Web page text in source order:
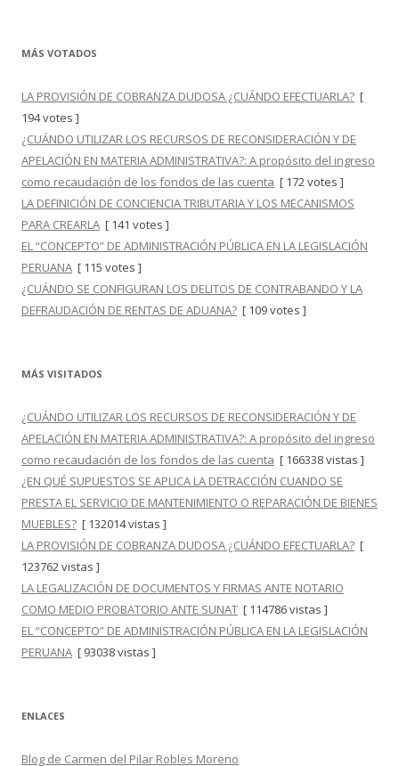
MÁS VOTADOS
LA PROVISIÓN DE COBRANZA DUDOSA ¿CUÁNDO EFECTUARLA? [
194 votes ]
¿CUÁNDO UTILIZAR LOS RECURSOS DE RECONSIDERACIÓN Y DE
APELACIÓN EN MATERIA ADMINISTRATIVA?: A propósito del ingreso
como recaudación de los fondos de las cuenta [ 172 votes ]
LA DEFINICIÓN DE CONCIENCIA TRIBUTARIA Y LOS MECANISMOS
PARA CREARLA [ 141 votes ]
EL “CONCEPTO” DE ADMINISTRACIÓN PÚBLICA EN LA LEGISLACIÓN
PERUANA [ 115 votes ]
¿CUÁNDO SE CONFIGURAN LOS DELITOS DE CONTRABANDO Y LA
DEFRAUDACIÓN DE RENTAS DE ADUANA? [ 109 votes ]
MÁS VISITADOS
¿CUÁNDO UTILIZAR LOS RECURSOS DE RECONSIDERACIÓN Y DE
APELACIÓN EN MATERIA ADMINISTRATIVA?: A propósito del ingreso
como recaudación de los fondos de las cuenta [ 166338 vistas ]
¿EN QUÉ SUPUESTOS SE APLICA LA DETRACCIÓN CUANDO SE
PRESTA EL SERVICIO DE MANTENIMIENTO O REPARACIÓN DE BIENES
MUEBLES? [ 132014 vistas ]
LA PROVISIÓN DE COBRANZA DUDOSA ¿CUÁNDO EFECTUARLA? [
123762 vistas ]
LA LEGALIZACIÓN DE DOCUMENTOS Y FIRMAS ANTE NOTARIO
COMO MEDIO PROBATORIO ANTE SUNAT [ 114786 vistas ]
EL “CONCEPTO” DE ADMINISTRACIÓN PÚBLICA EN LA LEGISLACIÓN
PERUANA [ 93038 vistas ]
ENLACES
Blog de Carmen del Pilar Robles Moreno